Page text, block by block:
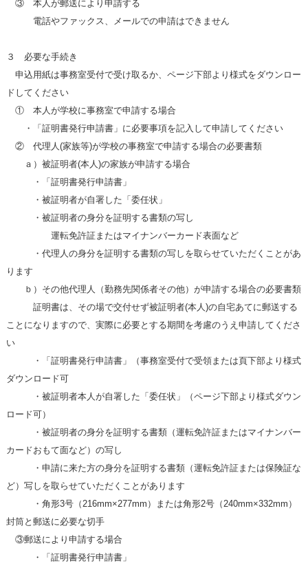
③ 本人が郵送により申請する
電話やファックス、メールでの申請はできません
３ 必要な手続き
申込用紙は事務室受付で受け取るか、ページ下部より様式をダウンロー
ドしてください
① 本人が学校に事務室で申請する場合
・「証明書発行申請書」に必要事項を記入して申請してください
② 代理人(家族等)が学校の事務室で申請する場合の必要書類
ａ）被証明者(本人)の家族が申請する場合
・「証明書発行申請書」
・被証明者が自署した「委任状」
・被証明者の身分を証明する書類の写し
運転免許証またはマイナンバーカード表面など
・代理人の身分を証明する書類の写しを取らせていただくことがあ
ります
ｂ）その他代理人（勤務先関係者その他）が申請する場合の必要書類
証明書は、その場で交付せず被証明者(本人)の自宅あてに郵送する
ことになりますので、実際に必要とする期間を考慮のうえ申請してくださ
い
・「証明書発行申請書」（事務室受付で受領または頁下部より様式
ダウンロード可
・被証明者本人が自署した「委任状」（ページ下部より様式ダウン
ロード可）
・被証明者の身分を証明する書類（運転免許証またはマイナンバー
カードおもて面など）の写し
・申請に来た方の身分を証明する書類（運転免許証または保険証な
ど）写しを取らせていただくことがあります
・角形3号（216mm×277mm）または角形2号（240mm×332mm）
封筒と郵送に必要な切手
③郵送により申請する場合
・「証明書発行申請書」